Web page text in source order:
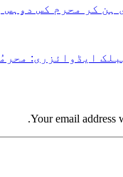
ہن کر محرم کس
ایڈوائزری:
Your email address